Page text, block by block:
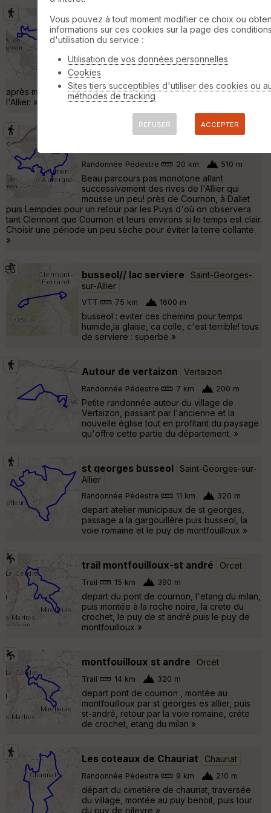
balades à Cournon
Saint-Georges-sur-
Allier
matin : balade vers le puy d'Auzelle midi :
barbecue près de l'Allier (tout est prévu par
le municipalité) sauf charbon de bois ...
après midi: petite balade digestive de 6.8 km sur les berges de
l'Allier. »
Cournon_Lempdes 63 Auvergne
Randonnée Pédestre 20 km 510 m
Beau parcours pas monotone allant
successivement des rives de l'Allier qui
mousse un peu! près de Cournon, à Dallet
puis Lempdes pour un retour par les Puys d'où on observera
tant Clermont que Cournon et leurs environs si le temps est clair.
Choisir une période un peu sèche pour éviter la terre collante.
»
busseol// lac serviere
Saint-Georges-
sur-Allier
VTT 75 km 1600 m
busseol : eviter ces chemins pour temps
humide,la glaise, ca colle, c'est terrible! tous
de serviere : superbe »
Autour de vertaizon Vertaizon
Randonnée Pédestre 7 km 200 m
Petite randonnée autour du village de
Vertaizon, passant par l'ancienne et la
nouvelle église tout en profitant du paysage
qu'offre cette partie du département. »
st georges busseol
Saint-Georges-sur-
Allier
Randonnée Pédestre 11 km 320 m
depart atelier municipaux de st georges,
passage a la gargouillère puis busseol, la
voie romaine et le puy de montfouilloux »
trail montfouilloux-st andré Orcet
Trail 15 km 390 m
depart du pont de cournon, l'etang du milan,
puis montée à la roche noire, la crete du
crochet, le puy de st andré puis le puy de
montfouilloux »
montfouilloux st andre Orcet
Trail 14 km 320 m
depart pont de cournon , montée au
montfouilloux par st georges es allier, puis
st-andré, retour par la voie romaine, créte
de crochet, etang du milan »
Les coteaux de Chauriat Chauriat
Randonnée Pédestre 9 km 210 m
départ du cimetière de chauriat, traversée
du village, montée au puy benoit, puis tour
du puy de pileyre »
Vous pouvez à tout moment modifier ce choix ou
informations sur ces cookies sur la page des
d'utilisation du service :
Utilisation de vos données personnelles
Cookies
Sites tiers succeptibles d'utiliser des cookies ou
méthodes de tracking
REFUSER ACCEPTER